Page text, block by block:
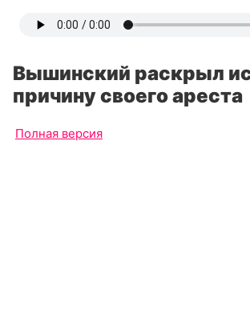
Вышинский раскрыл
причину своего ареста
Полная версия